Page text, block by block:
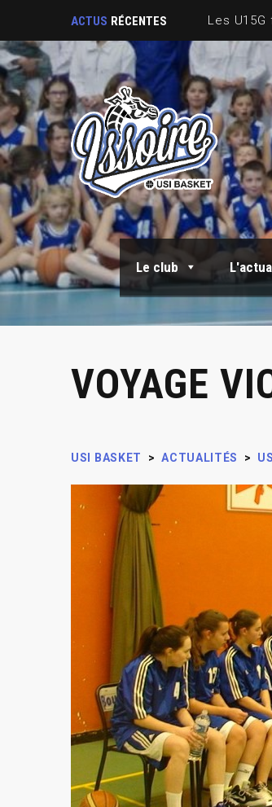
ACTUS RÉCENTES
Le club
VOYAGE
USI BASKET > ACTUALITÉS >